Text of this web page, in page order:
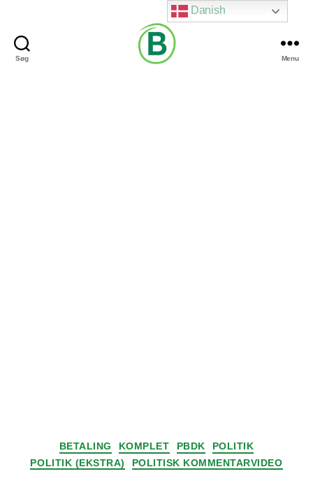
Søg Menu
Kategorier
BETALING KOMPLET PBDK
POLITIK
POLITIK (EKSTRA)
POLITISK KOMMENTARVIDEO
Danish